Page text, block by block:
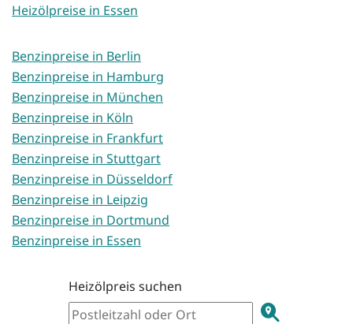
Heizölpreise in Essen
Benzinpreise in Berlin
Benzinpreise in Hamburg
Benzinpreise in München
Benzinpreise in Köln
Benzinpreise in Frankfurt
Benzinpreise in Stuttgart
Benzinpreise in Düsseldorf
Benzinpreise in Leipzig
Benzinpreise in Dortmund
Benzinpreise in Essen
Heizölpreis suchen